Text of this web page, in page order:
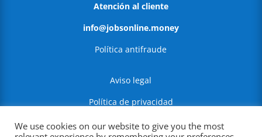
Atención al cliente
info@jobsonline.money
Política antifraude
Aviso legal
Política de privacidad
Política de Cookies
We use cookies on our website to give you the most